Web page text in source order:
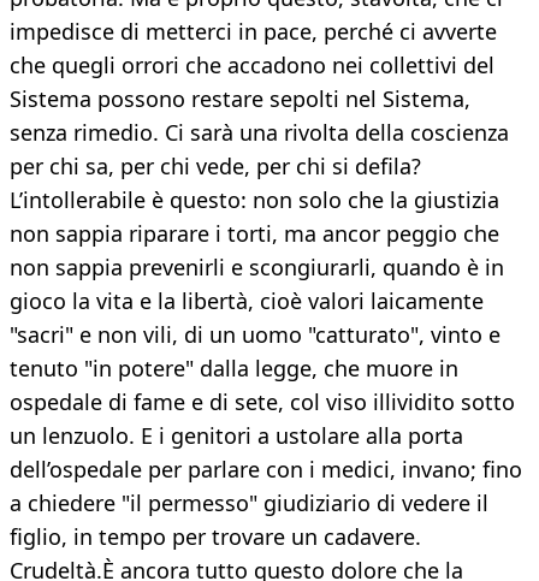
impedisce di metterci in pace, perché ci avverte
che quegli orrori che accadono nei collettivi del
Sistema possono restare sepolti nel Sistema,
senza rimedio. Ci sarà una rivolta della coscienza
per chi sa, per chi vede, per chi si defila?
L’intollerabile è questo: non solo che la giustizia
non sappia riparare i torti, ma ancor peggio che
non sappia prevenirli e scongiurarli, quando è in
gioco la vita e la libertà, cioè valori laicamente
"sacri" e non vili, di un uomo "catturato", vinto e
tenuto "in potere" dalla legge, che muore in
ospedale di fame e di sete, col viso illividito sotto
un lenzuolo. E i genitori a ustolare alla porta
dell’ospedale per parlare con i medici, invano; fino
a chiedere "il permesso" giudiziario di vedere il
figlio, in tempo per trovare un cadavere.
Crudeltà.È ancora tutto questo dolore che la